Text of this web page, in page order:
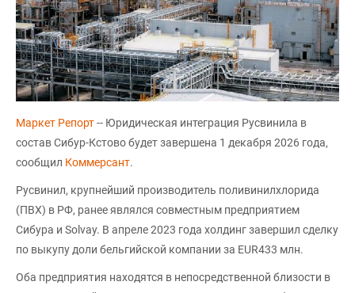
Маркет Репорт-- Юридическая интеграция Русвинила в
состав Сибур-Кстово будет завершена 1 декабря 2026 года,
сообщил Коммерсант.
Русвинил, крупнейший производитель поливинилхлорида
(ПВХ) в РФ, ранее являлся совместным предприятием
Сибура и Solvay. В апреле 2023 года холдинг завершил сделку
по выкупу доли бельгийской компании за EUR433 млн.
Оба предприятия находятся в непосредственной близости в